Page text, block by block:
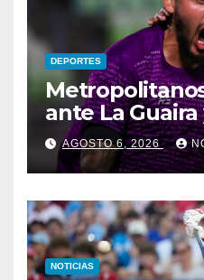
DEPORTES
ante La
liderato
AGOSTO 6, 2026
NOTICIAS